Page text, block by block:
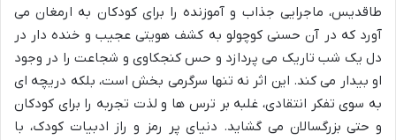
طاقدیس، ماجرایی جذاب و آموزنده را برای کودکان به ارمغان می
آورد که در آن حسنی کوچولو به کشف هویتی عجیب و خنده دار در
دل یک شب تاریک می پردازد و حس کنجکاوی و شجاعت را در وجود
او بیدار می کند. این اثر نه تنها سرگرمی بخش است، بلکه دریچه ای
به سوی تفکر انتقادی، غلبه بر ترس ها و لذت تجربه را برای کودکان
و حتی بزرگسالان می گشاید. دنیای پر رمز و راز ادبیات کودک، با